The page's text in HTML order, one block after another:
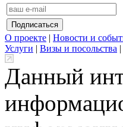
О проекте | Новости и
Услуги | Визы и посольства |
Данный